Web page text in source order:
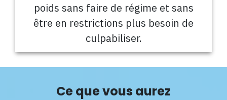
poids sans faire de régime et sans
être en restrictions plus besoin de
culpabiliser.
Ce que vous aurez